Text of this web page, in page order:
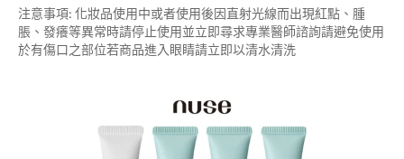
注意事項: 化妝品使用中或者使用後因直射光線而出現紅點、腫
脹、發癢等異常時請停止使用並立即尋求專業醫師諮詢請避免使用
於有傷口之部位若商品進入眼睛請立即以清水清洗